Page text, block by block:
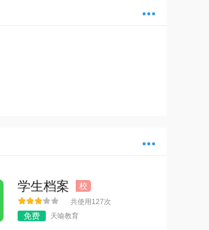
学生档案 校
共使用127次
免费 天喻教育